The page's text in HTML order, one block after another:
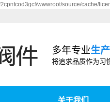
wwwroot/source/cache/
多年专业生
将追求品质作为习
关于我们